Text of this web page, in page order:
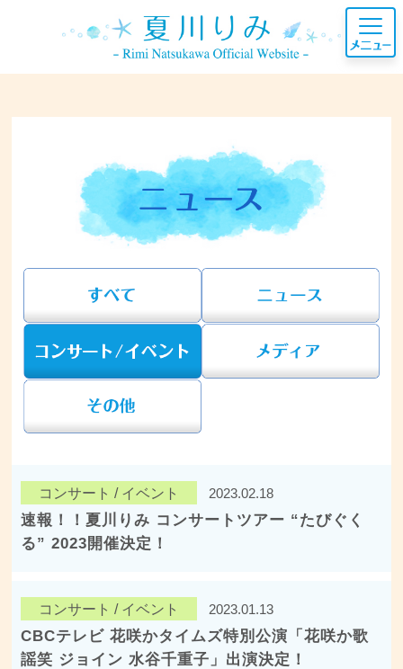
コンサート / イベント 2023.02.18
速報！！夏川りみ コンサートツアー “たびぐく
る” 2023開催決定！
コンサート / イベント 2023.01.13
CBCテレビ 花咲かタイムズ特別公演「花咲か歌
謡笑 ジョイン 水谷千重子」出演決定！